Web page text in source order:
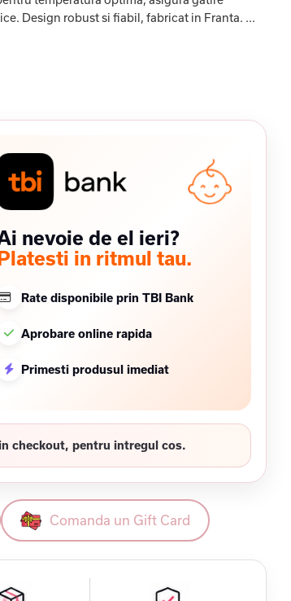
Design robust si fiabil, fabricat in Franta. ...
nevoie de el ieri?
in ritmul tau.
Rate disponibile prin TBI Bank
Aprobare online rapida
Primesti produsul imediat
checkout, pentru intregul cos.
Comanda un Gift Card